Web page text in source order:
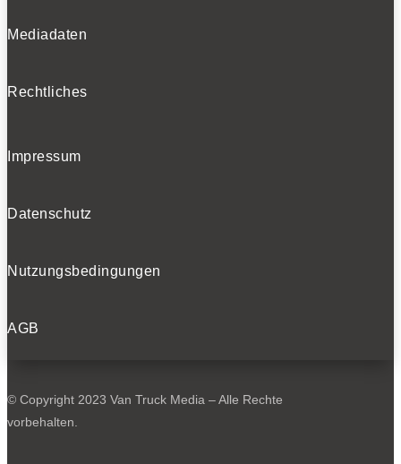
Mediadaten
Rechtliches
Impressum
Datenschutz
Nutzungsbedingungen
AGB
© Copyright 2023 Van Truck Media – Alle Rechte
vorbehalten.